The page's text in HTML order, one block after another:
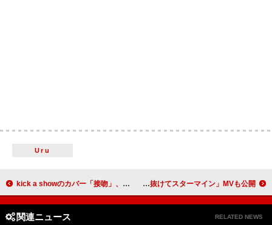
Uru
kick a showのカバー「接吻」、ビートメイカー・NGONGによるアマピアノリミックスにて本日リリース TEAM SHACHI、【ラストライブハウス（決）～君への想い感謝感激～】が完結 「翔け抜けてスターマイン」MVも公開
関連ニュース RELATED NEWS